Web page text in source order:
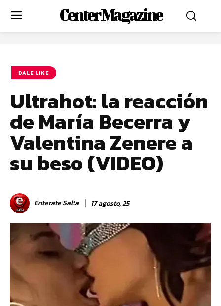
Center Magazine
DALE LIKE
Ultrahot: la reacción
de María Becerra y
Valentina Zenere a
su beso (VIDEO)
Enterate Salta 17 agosto, 25